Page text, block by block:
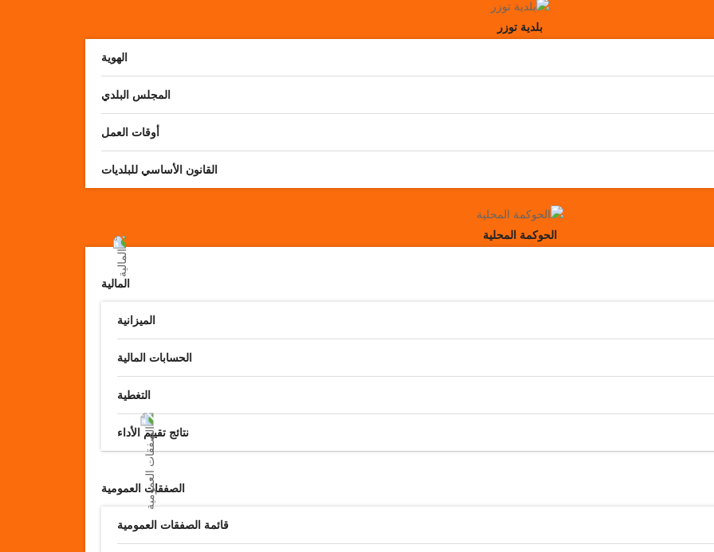
بلدية توزر
الهوية
المجلس البلدي
أوقات العمل
القانون الأساسي للبلديات
الحوكمة المحلية
المالية
الميزانية
الحسابات المالية
التغطية
نتائج تقييم الأداء
الصفقات العمومية
قائمة الصفقات العمومية